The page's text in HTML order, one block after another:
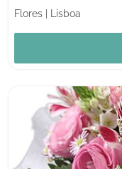
Flores Lisboa